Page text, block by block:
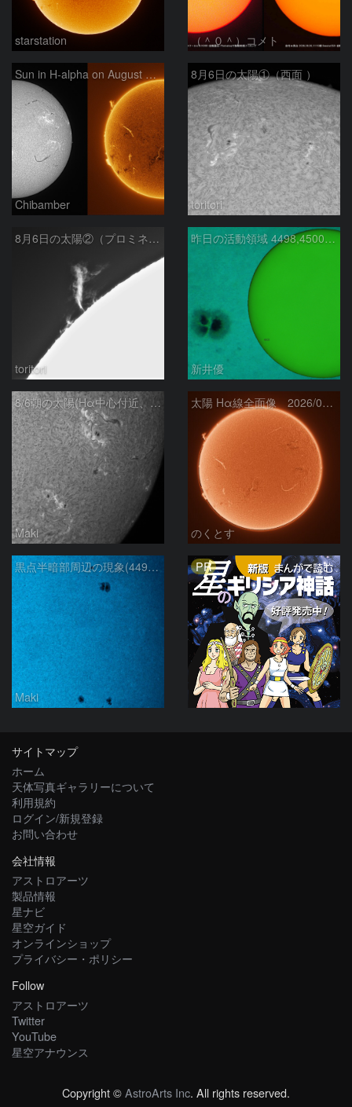
starstation （＾０＾）コメト
Sun in H-alpha on August 6, 2026
Chibamber
8月6日の太陽①（西面 ）
toritori
8月6日の太陽②（プロミネン北東縁 ）
toritori
昨日の活動領域 4498,4500：2026/08/05
新井優
8/6朝の太陽(Hα中心付近、4498、4502付近)
Maki
太陽 Hα線全面像 2026/08/06
のくとす
黒点半暗部周辺の現象(4498、4502付近)8/6
Maki
PR
サイトマップ
ホーム
天体写真ギャラリーについて
利用規約
ログイン/新規登録
お問い合わせ
会社情報
アストロアーツ
製品情報
星ナビ
星空ガイド
オンラインショップ
プライバシー・ポリシー
Follow
アストロアーツ
Twitter
YouTube
星空アナウンス
Copyright ©AstroArts Inc. All rights reserved.